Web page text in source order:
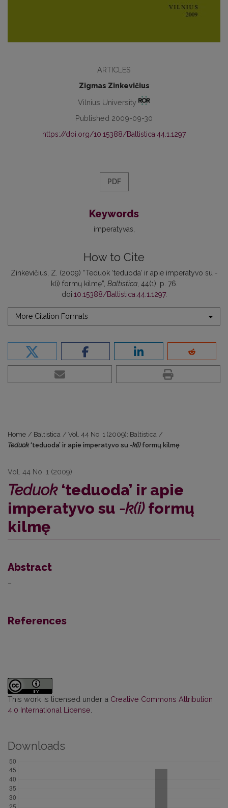
ARTICLES
Zigmas Zinkevičius
Vilnius University
Published 2009-09-30
https://doi.org/10.15388/Baltistica.44.1.1297
PDF
Keywords
imperatyvas
How to Cite
Zinkevičius, Z. (2009) “Teduok ‘teduoda’ ir apie imperatyvo su -
k(i) formų kilmę”, Baltistica, 44(1), p. 76.
doi:10.15388/Baltistica.44.1.1297.
More Citation Formats
Home / Baltistica / Vol. 44 No. 1 (2009): Baltistica /
Teduok ‘teduoda’ ir apie imperatyvo su -k(i)formų kilmę
Vol. 44 No. 1 (2009)
Teduok‘teduoda’ ir apie
imperatyvo su -k(i)formų
kilmę
Abstract
–
References
This work is licensed under a Creative Commons Attribution
4.0 International License.
Downloads